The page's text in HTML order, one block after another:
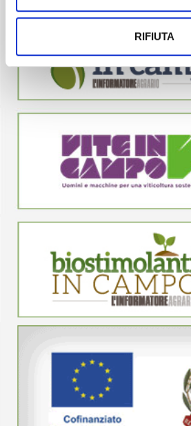
RIFIUTA